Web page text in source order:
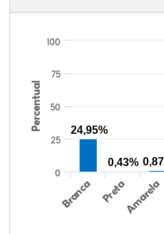
Percentual
Branca PretaAmarela
0
25
50
75
100
24,95%
0,43%